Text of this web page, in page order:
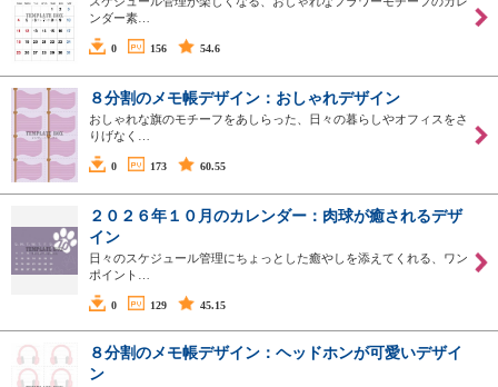
ンダー素…
0 156 54.6
８分割のメモ帳デザイン：おしゃれデザイン
おしゃれな旗のモチーフをあしらった、日々の暮らしやオフィスをさ
りげなく…
0 173 60.55
２０２６年１０月のカレンダー：肉球が癒されるデザ
イン
日々のスケジュール管理にちょっとした癒やしを添えてくれる、ワン
ポイント…
0 129 45.15
８分割のメモ帳デザイン：ヘッドホンが可愛いデザイ
ン